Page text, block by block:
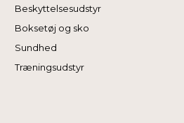
Beskyttelsesudstyr
Boksetøj og sko
Sundhed
Træningsudstyr